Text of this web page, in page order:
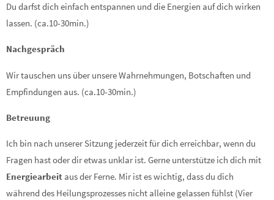
Du darfst dich einfach entspannen und die Energien auf dich wirken
lassen. (ca.10-30min.)
Nachgespräch
Wir tauschen uns über unsere Wahrnehmungen, Botschaften und
Empfindungen aus. (ca.10-30min.)
Betreuung
Ich bin nach unserer Sitzung jederzeit für dich erreichbar, wenn du
Fragen hast oder dir etwas unklar ist. Gerne unterstütze ich dich mit
Energiearbeit aus der Ferne. Mir ist es wichtig, dass du dich
während des Heilungsprozesses nicht alleine gelassen fühlst (Vier